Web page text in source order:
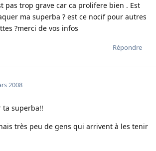
pas trop grave car ca prolifere bien . Est
ma superba ? est ce nocif pour autres
?merci de vos infos
Répondre
2008
ta superba!!
très peu de gens qui arrivent à les tenir